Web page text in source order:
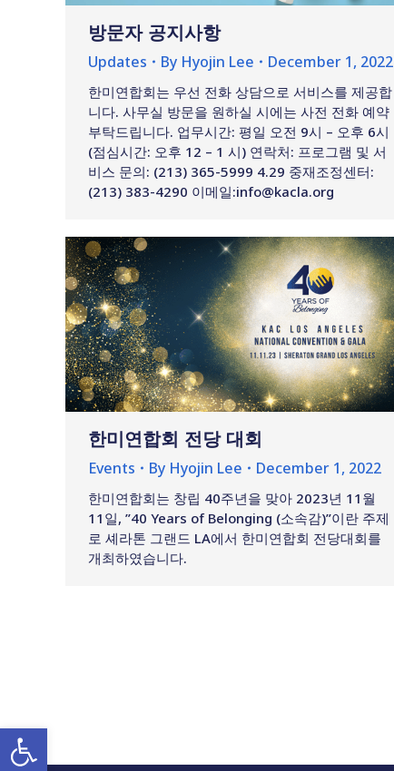
Open toolbar
방문자 공지사항
Updates By Hyojin Lee December 1, 2022
한미연합회는 우선 전화 상담으로 서비스를 제공합
니다. 사무실 방문을 원하실 시에는 사전 전화 예약
부탁드립니다. 업무시간: 평일 오전 9시 – 오후 6시
(점심시간: 오후 12 – 1 시) 연락처: 프로그램 및 서
비스 문의: (213) 365-5999 4.29 중재조정센터:
(213) 383-4290 이메일:info@kacla.org
한미연합회 전당 대회
Events By Hyojin Lee December 1, 2022
한미연합회는 창립 40주년을 맞아 2023년 11월
11일, ”40 Years of Belonging (소속감)”이란 주제
로 셰라톤 그랜드 LA에서 한미연합회 전당대회를
개최하였습니다.